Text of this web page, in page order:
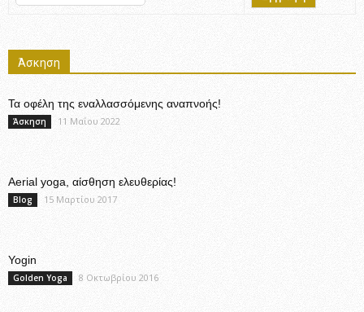
Άσκηση
Τα οφέλη της εναλλασσόμενης αναπνοής!
Άσκηση 11 Μαΐου 2022
Aerial yoga, αίσθηση ελευθερίας!
Blog 15 Μαρτίου 2017
Yogin
Golden Yoga 8 Οκτωβρίου 2016